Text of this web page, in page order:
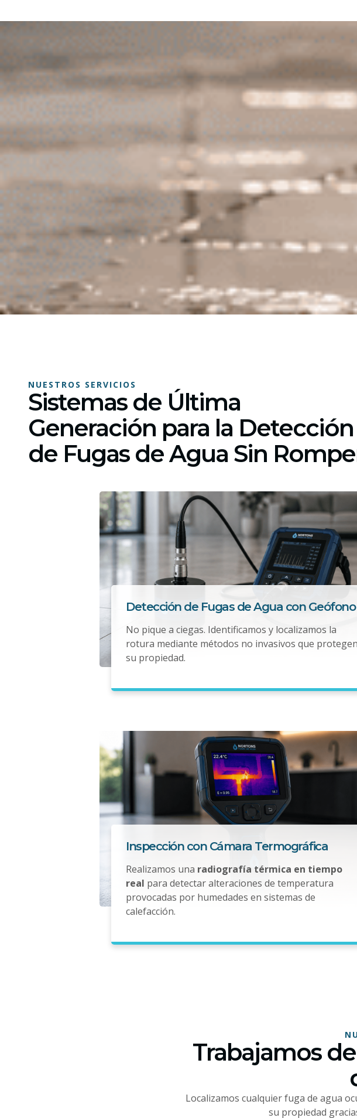
NUESTROS SERVICIOS
Sistemas de Última
Generación para la Detección
de Fugas de Agua Sin
Detección de Fugas de Agua con Geófono
No pique a ciegas. Identificamos y localizamos la
rotura mediante métodos no invasivos que protegen
su propiedad.
Inspección con Cámara Termográfica
Realizamos una radiografía térmica en tiempo
real para detectar alteraciones de temperatura
provocadas por humedades en sistemas de
calefacción.
Trabajamos
Localizamos cualquier fuga de agua
su propiedad